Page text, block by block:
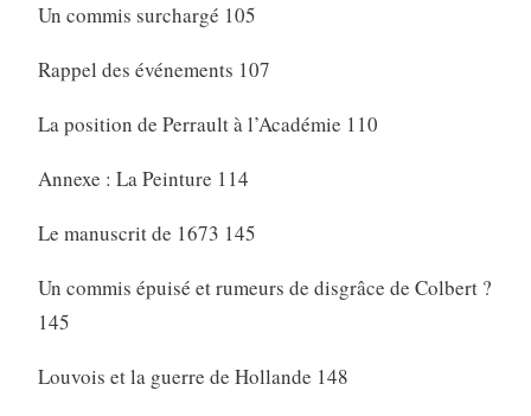
Un commis surchargé 105
Rappel des événements 107
La position de Perrault à l’Académie 110
Annexe : La Peinture 114
Le manuscrit de 1673 145
Un commis épuisé et rumeurs de disgrâce de Colbert ?
145
Louvois et la guerre de Hollande 148